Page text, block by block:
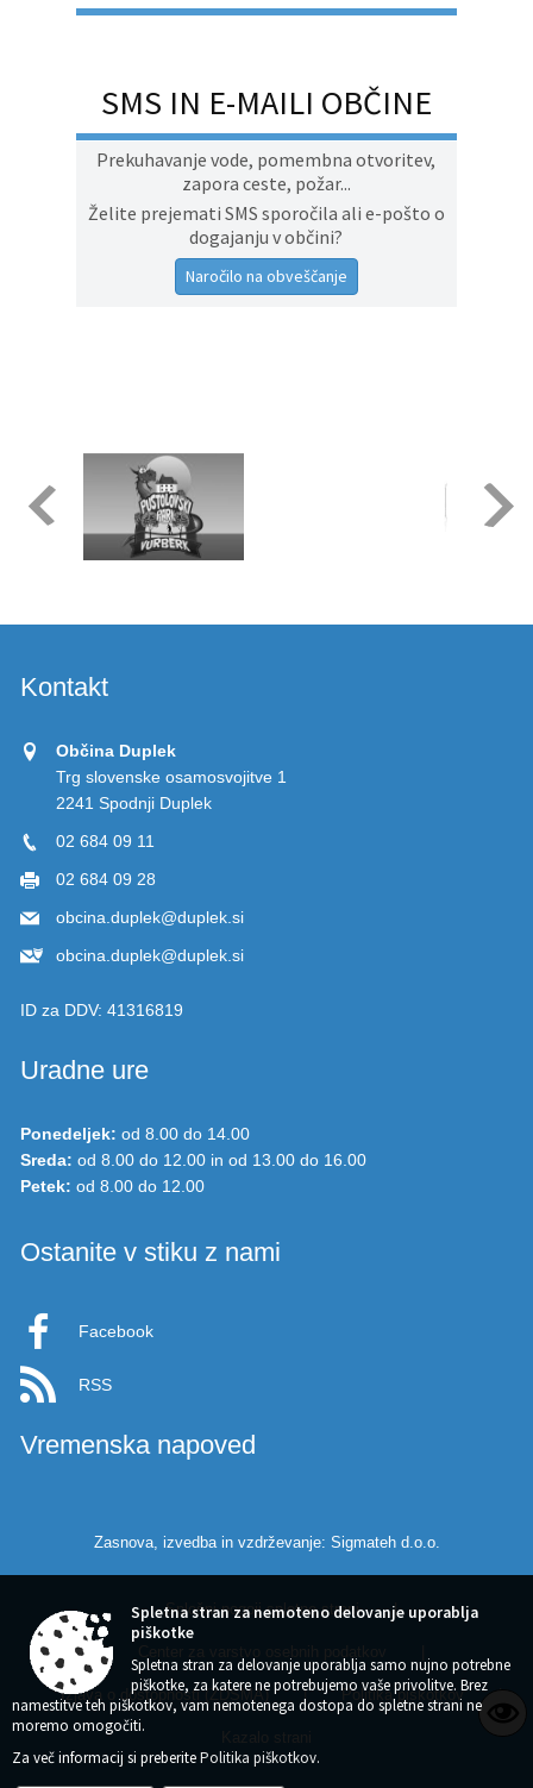
SMS IN E-MAILI OBČINE
Prekuhavanje vode, pomembna otvoritev,
zapora ceste, požar...
Želite prejemati SMS sporočila ali e-pošto o
dogajanju v občini?
Naročilo na obveščanje
Kontakt
Občina Duplek
Trg slovenske osamosvojitve 1
2241 Spodnji Duplek
02 684 09 11
02 684 09 28
obcina.duplek@duplek.si
obcina.duplek@duplek.si
ID za DDV: 41316819
Uradne ure
Ponedeljek: od 8.00 do 14.00
Sreda: od 8.00 do 12.00 in od 13.00 do 16.00
Petek: od 8.00 do 12.00
Ostanite v stiku z nami
Facebook
RSS
Vremenska napoved
Zasnova, izvedba in vzdrževanje: Sigmateh d.o.o.
Splošni pogoji spletne strani |
Izjava o dostopnosti (ZDSMA) | Politika piškotkov
Spletna stran za nemoteno delovanje uporablja
piškotke
Spletna stran za delovanje uporablja samo nujno potrebne
piškotke, za katere ne potrebujemo vaše privolitve. Brez
namestitve teh piškotkov, vam nemotenega dostopa do spletne strani ne
moremo omogočiti.
Za več informacij si preberitePolitika piškotkov.